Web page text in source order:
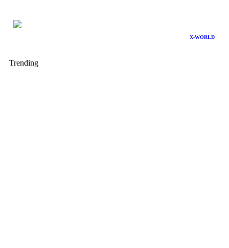
X-WORLD
Trending